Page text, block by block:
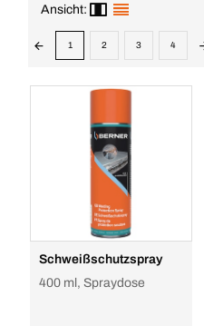
Ansicht:
1 2 3 4
Schweißschutzspray
400 ml, Spraydose